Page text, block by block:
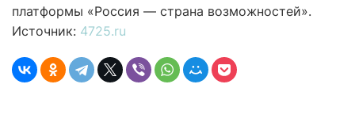
платформы «Россия — страна возможностей».
Источник: 4725.ru